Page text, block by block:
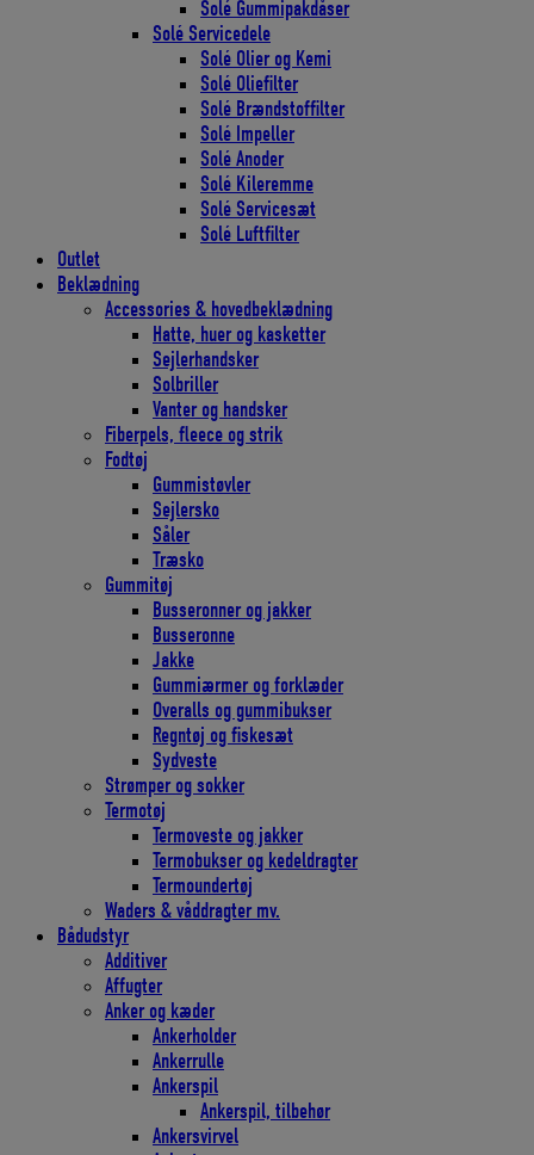
Solé Gummipakdåser
Solé Servicedele
Solé Olier og Kemi
Solé Oliefilter
Solé Brændstoffilter
Solé Impeller
Solé Anoder
Solé Kileremme
Solé Servicesæt
Solé Luftfilter
Outlet
Beklædning
Accessories & hovedbeklædning
Hatte, huer og kasketter
Sejlerhandsker
Solbriller
Vanter og handsker
Fiberpels, fleece og strik
Fodtøj
Gummistøvler
Sejlersko
Såler
Træsko
Gummitøj
Busseronner og jakker
Busseronne
Jakke
Gummiærmer og forklæder
Overalls og gummibukser
Regntøj og fiskesæt
Sydveste
Strømper og sokker
Termotøj
Termoveste og jakker
Termobukser og kedeldragter
Termoundertøj
Waders & våddragter mv.
Bådudstyr
Additiver
Affugter
Anker og kæder
Ankerholder
Ankerrulle
Ankerspil
Ankerspil, tilbehør
Ankersvirvel